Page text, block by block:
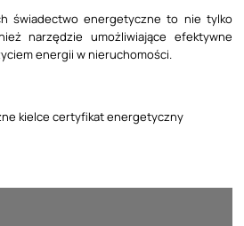
świadectwo energetyczne to nie tylko
narzędzie umożliwiające efektywne
energii w nieruchomości.